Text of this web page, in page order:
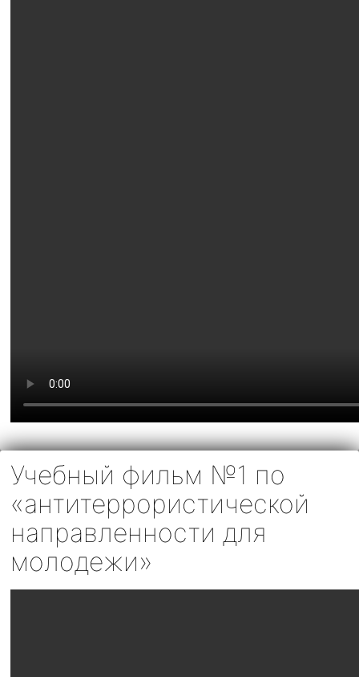
Учебный фильм №1 по
«антитеррористической
направленности для
молодежи»